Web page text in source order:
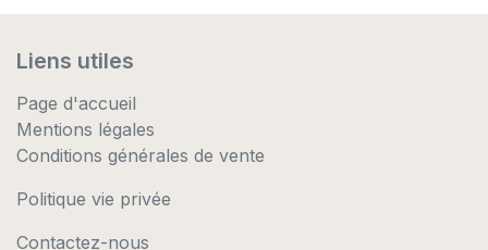
Liens utiles
Page d'accueil
Mentions légales
Conditions générales de vente
Politique vie privée
Contactez-nous